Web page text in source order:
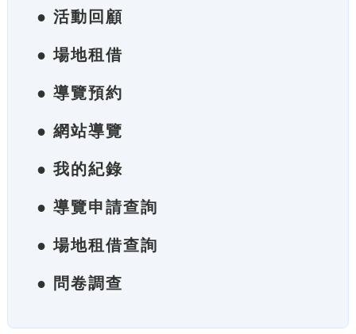
● 活動回顧
● 場地租借
● 導覽預約
● 網站導覽
● 我的紀錄
● 導覽申請查詢
● 場地租借查詢
● 問卷調查